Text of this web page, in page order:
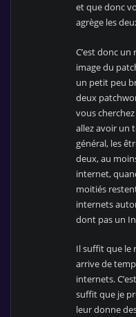
et que donc
agrège les
C’est donc
image du
un petit peu
deux
vous
allez avoir un
général, les
deux, au
internet,
moitiés
internets
dont pas un
Il suffit que le
arrive de
internets.
suffit que je
leur donne